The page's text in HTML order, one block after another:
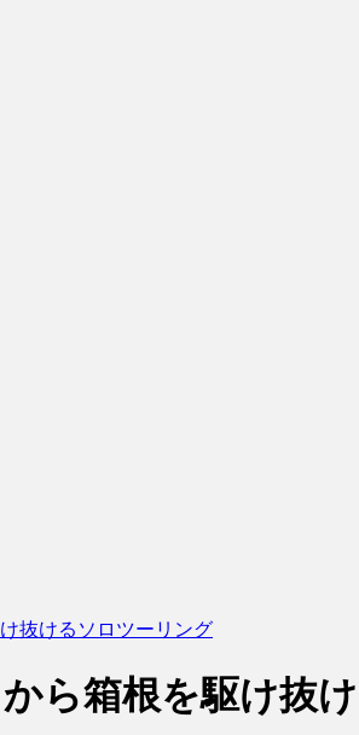
抜けるソロツーリング
ら箱根を駆け抜